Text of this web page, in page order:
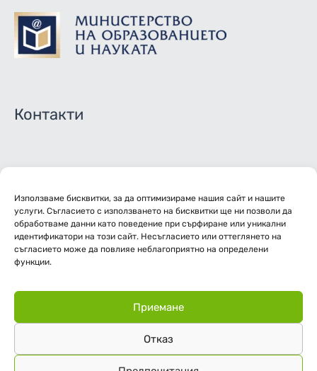
Използваме бисквитки, за да оптимизираме нашия сайт и нашите
услуги. Съгласието с използването на бисквитки ще ни позволи да
обработваме данни като поведение при сърфиране или уникални
идентификатори на този сайт. Несъгласието или оттеглянето на
съгласието може да повлияе неблагоприятно на определени
функции.
Приемане
Отказ
Контакти
02/ 944 4115 - Зам. директори
02/ 944 4251 - Канцелария
info-2216129@edu.mon.bg